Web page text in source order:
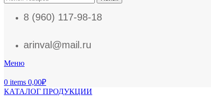
8 (960) 117-98-18
arinval@mail.ru
Меню
0 items 0,00₽
КАТАЛОГ ПРОДУКЦИИ